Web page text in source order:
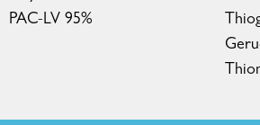
PAC-LV 95%